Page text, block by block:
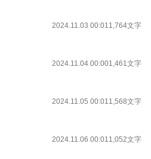
2024.11.03 00:011,764文字
2024.11.04 00:001,461文字
2024.11.05 00:011,568文字
2024.11.06 00:011,052文字